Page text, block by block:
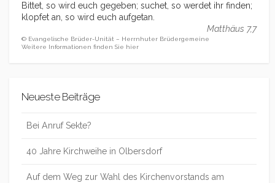
Bittet, so wird euch gegeben; suchet, so werdet ihr finden;
klopfet an, so wird euch aufgetan.
Matthäus 7,7
© Evangelische Brüder-Unität – Herrnhuter Brüdergemeine
Weitere Informationen finden Sie hier
Neueste Beiträge
Bei Anruf Sekte?
40 Jahre Kirchweihe in Olbersdorf
Auf dem Weg zur Wahl des Kirchenvorstands am